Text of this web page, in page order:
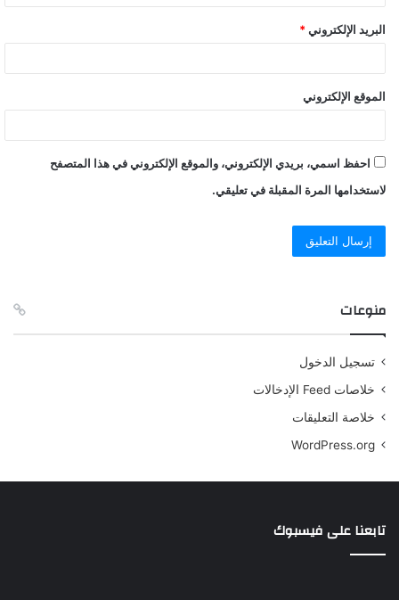
البريد الإلكتروني *
الموقع الإلكتروني
احفظ اسمي، بريدي الإلكتروني، والموقع الإلكتروني في هذا المتصفح
لاستخدامها المرة المقبلة في تعليقي.
منوعات
تسجيل الدخول
خلاصات Feed الإدخالات
خلاصة التعليقات
WordPress.org
تابعنا على فيسبوك